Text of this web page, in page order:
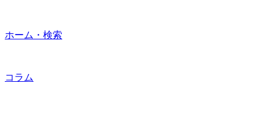
ホーム・検索
コラム